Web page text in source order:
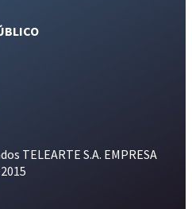
TELEARTE S.A. EMPRESA